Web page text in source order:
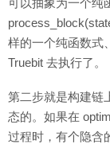
可以抽象为一个纯
样的一个纯函数式
Truebit 去执行了。
第二步就是构建链
态的。如果在
过程时，有个隐含